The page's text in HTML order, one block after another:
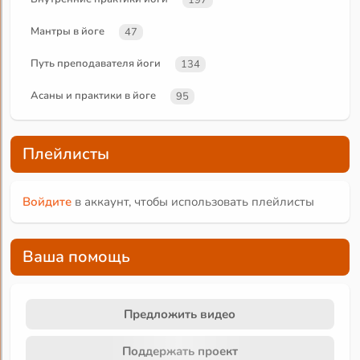
Мантры в йоге 47
Путь преподавателя йоги 134
Асаны и практики в йоге 95
Плейлисты
Войдите в аккаунт, чтобы использовать плейлисты
Ваша помощь
Предложить видео
Поддержать проект